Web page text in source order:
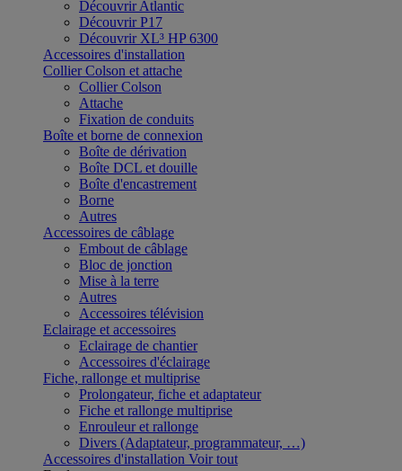
Découvrir Atlantic
Découvrir P17
Découvrir XL³ HP 6300
Accessoires d'installation
Collier Colson et attache
Collier Colson
Attache
Fixation de conduits
Boîte et borne de connexion
Boîte de dérivation
Boîte DCL et douille
Boîte d'encastrement
Borne
Autres
Accessoires de câblage
Embout de câblage
Bloc de jonction
Mise à la terre
Autres
Accessoires télévision
Eclairage et accessoires
Eclairage de chantier
Accessoires d'éclairage
Fiche, rallonge et multiprise
Prolongateur, fiche et adaptateur
Fiche et rallonge multiprise
Enrouleur et rallonge
Divers (Adaptateur, programmateur, …)
Accessoires d'installation Voir tout